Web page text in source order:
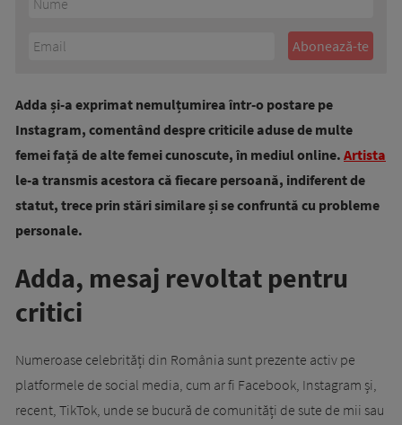
Adda și-a exprimat nemulțumirea într-o postare pe
Instagram, comentând despre criticile aduse de multe
femei față de alte femei cunoscute, în mediul online. Artista
le-a transmis acestora că fiecare persoană, indiferent de
statut, trece prin stări similare și se confruntă cu probleme
personale.
Adda, mesaj revoltat pentru
critici
Numeroase celebrități din România sunt prezente activ pe
platformele de social media, cum ar fi Facebook, Instagram și,
recent, TikTok, unde se bucură de comunități de sute de mii sau